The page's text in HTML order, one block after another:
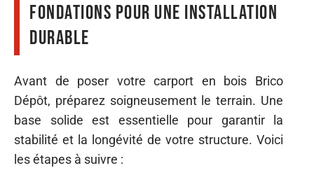
fondations pour une installation
durable
Avant de poser votre carport en bois Brico
Dépôt, préparez soigneusement le terrain. Une
base solide est essentielle pour garantir la
stabilité et la longévité de votre structure. Voici
les étapes à suivre :